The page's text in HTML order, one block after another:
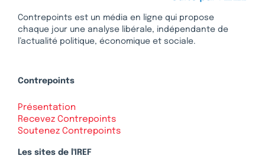
Contrepoints est un média en ligne qui propose
chaque jour une analyse libérale, indépendante de
l’actualité politique, économique et sociale.
Contrepoints
Présentation
Recevez Contrepoints
Soutenez Contrepoints
Les sites de l'IREF